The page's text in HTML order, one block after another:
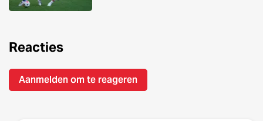
Reacties
Aanmelden om te reageren